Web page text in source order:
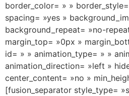
border_color= » »
spacing= »yes »
background_repeat= »no-
margin_top= »0px »
id= » » animation_type= » »
animation_direction= »left »
center_content= »no »
[fusion_separator style_type=